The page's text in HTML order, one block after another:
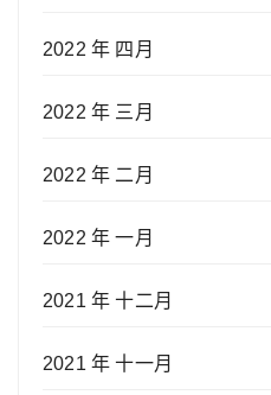
2022 年 四月
2022 年 三月
2022 年 二月
2022 年 一月
2021 年 十二月
2021 年 十一月